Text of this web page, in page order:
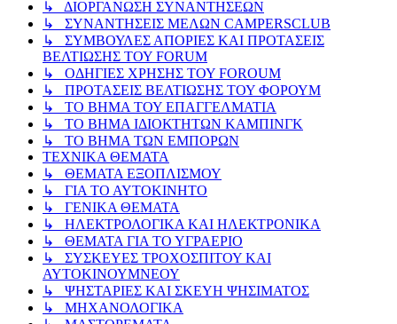
↳ ΔΙΟΡΓΑΝΩΣΗ ΣΥΝΑΝΤΗΣΕΩΝ
↳ ΣΥΝΑΝΤΗΣΕΙΣ ΜΕΛΩΝ CAMPERSCLUB
↳ ΣΥΜΒΟΥΛΕΣ ΑΠΟΡΙΕΣ ΚΑΙ ΠΡΟΤΑΣΕΙΣ
ΒΕΛΤΙΩΣΗΣ ΤΟΥ FORUM
↳ ΟΔΗΓΙΕΣ ΧΡΗΣΗΣ ΤΟΥ FOROUM
↳ ΠΡΟΤΑΣΕΙΣ ΒΕΛΤΙΩΣΗΣ ΤΟΥ ΦΟΡΟΥΜ
↳ ΤΟ ΒΗΜΑ ΤΟΥ ΕΠΑΓΓΕΛΜΑΤΙΑ
↳ ΤΟ ΒΗΜΑ ΙΔΙΟΚΤΗΤΩΝ ΚΑΜΠΙΝΓΚ
↳ ΤΟ ΒΗΜΑ ΤΩΝ ΕΜΠΟΡΩΝ
ΤΕΧΝΙΚΑ ΘΕΜΑΤΑ
↳ ΘΕΜΑΤΑ ΕΞΟΠΛΙΣΜΟΥ
↳ ΓΙΑ ΤΟ ΑΥΤΟΚΙΝΗΤΟ
↳ ΓΕΝΙΚΑ ΘΕΜΑΤΑ
↳ ΗΛΕΚΤΡΟΛΟΓΙΚΑ ΚΑΙ ΗΛΕΚΤΡΟΝΙΚΑ
↳ ΘΕΜΑΤΑ ΓΙΑ ΤΟ ΥΓΡΑΕΡΙΟ
↳ ΣΥΣΚΕΥΕΣ ΤΡΟΧΟΣΠΙΤΟΥ ΚΑΙ
ΑΥΤΟΚΙΝΟΥΜΝΕΟΥ
↳ ΨΗΣΤΑΡΙΕΣ ΚΑΙ ΣΚΕΥΗ ΨΗΣΙΜΑΤΟΣ
↳ ΜΗΧΑΝΟΛΟΓΙΚΑ